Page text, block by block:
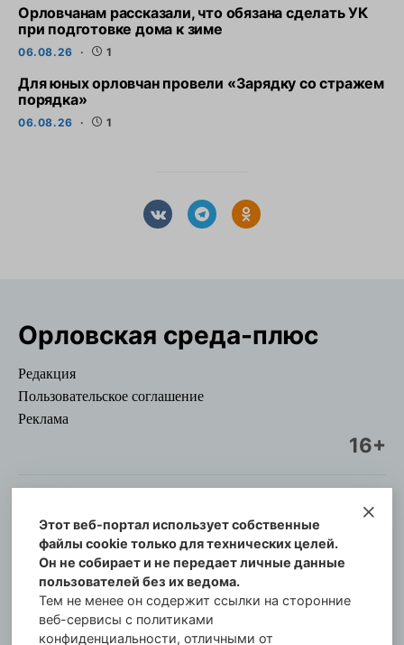
Орловчанам рассказали, что обязана сделать УК
при подготовке дома к зиме
06.08.26 1
Для юных орловчан провели «Зарядку со стражем
порядка»
06.08.26 1
Орловская cреда-плюс
Редакция
Пользовательское соглашение
Реклама
16+
© Информационный городской портал
Орловская cреда-плюс, 2021-2026
Свидетельство о регистрации СМИ: ПИ №57-
00254 от 29 октября 2013 г.
Газета зарегистрирована Управлением
Федеральной службы по надзору в сфере связи,
Этот веб-портал использует собственные
файлы cookie только для технических целей.
Он не собирает и не передает личные данные
пользователей без их ведома.
Тем не менее он содержит ссылки на сторонние
веб-сервисы с политиками
конфиденциальности, отличными от